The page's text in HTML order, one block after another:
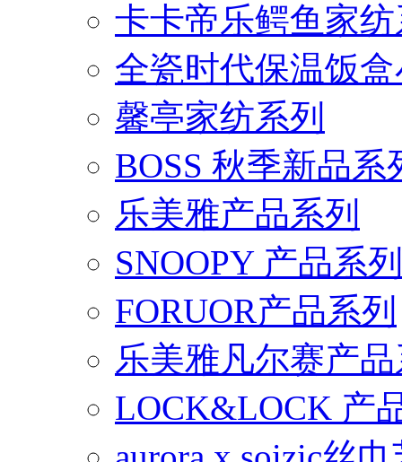
卡卡帝乐鳄鱼家
全瓷时代保温饭
馨亭家纺系列
BOSS 秋季新品系
乐美雅产品系列
SNOOPY 产品系列
FORUOR产品系列
乐美雅凡尔赛产
LOCK&LOCK 产